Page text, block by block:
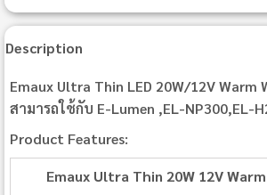
Description
Emaux Ultra Thin LED 20W/12V Warm
สามารถใช้กับ E-Lumen ,EL-NP300,EL-
Product Features:
Emaux Ultra Thin 20W 12V